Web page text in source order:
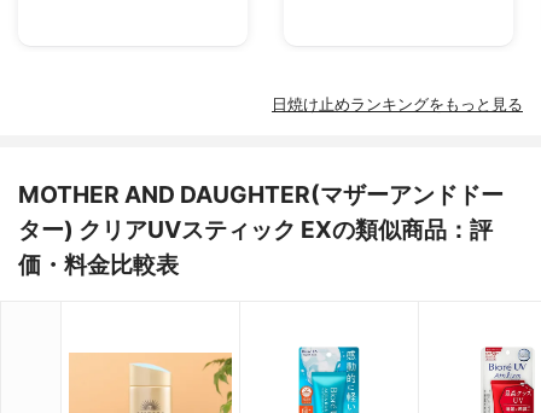
日焼け止めランキングをもっと見る
MOTHER AND DAUGHTER(マザーアンドドー
ター) クリアUVスティック EXの類似商品：評
価・料金比較表